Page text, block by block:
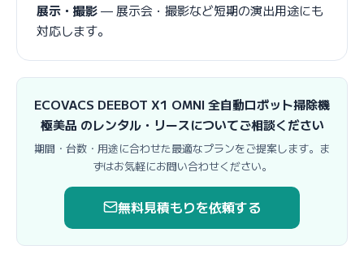
展示・撮影— 展示会・撮影など短期の演出用途にも
対応します。
ECOVACS DEEBOT X1 OMNI 全自動ロボット掃除機
極美品 のレンタル・リースについてご相談ください
期間・台数・用途に合わせた最適なプランをご提案します。ま
ずはお気軽にお問い合わせください。
無料見積もりを依頼する